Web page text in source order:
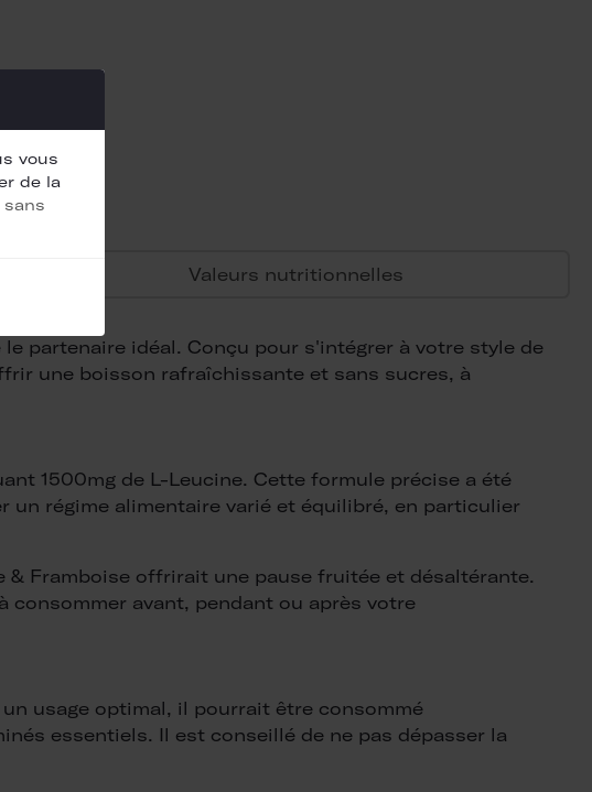
Valeurs nutritionnelles
partenaire idéal. Conçu pour s'intégrer à votre style de
une boisson rafraîchissante et sans sucres, à
1500mg de L-Leucine. Cette formule précise a été
régime alimentaire varié et équilibré, en particulier
& Framboise offrirait une pause fruitée et désaltérante.
avant, pendant ou après votre
usage optimal, il pourrait être consommé
essentiels. Il est conseillé de ne pas dépasser la
vous
de la
sans